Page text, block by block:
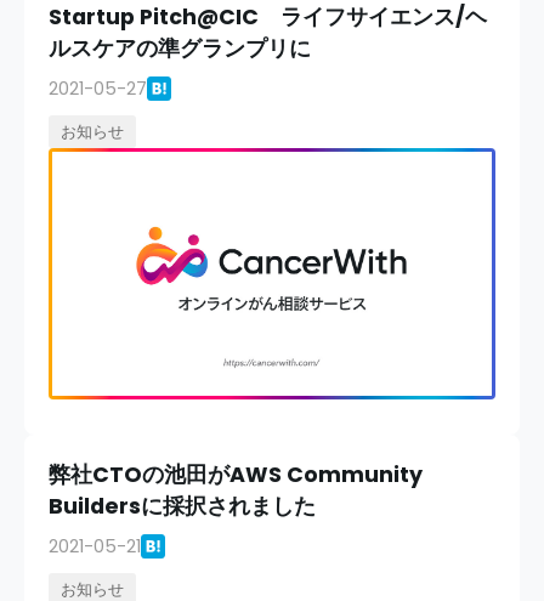
Startup Pitch@CIC ライフサイエンス/ヘ
ルスケアの準グランプリに
2021-05-27
お知らせ
弊社CTOの池田がAWS Community
Buildersに採択されました
2021-05-21
お知らせ